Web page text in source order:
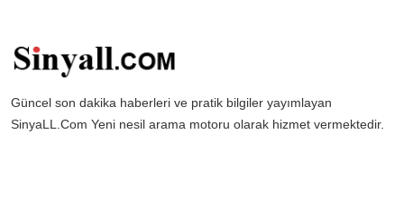
Güncel son dakika haberleri ve pratik bilgiler yayımlayan
SinyaLL.Com Yeni nesil arama motoru olarak hizmet vermektedir.